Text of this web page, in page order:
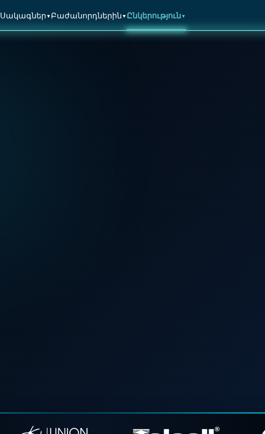
Սակագներ ▼ Բաժանորդներին ▼ Ընկերություն ▼